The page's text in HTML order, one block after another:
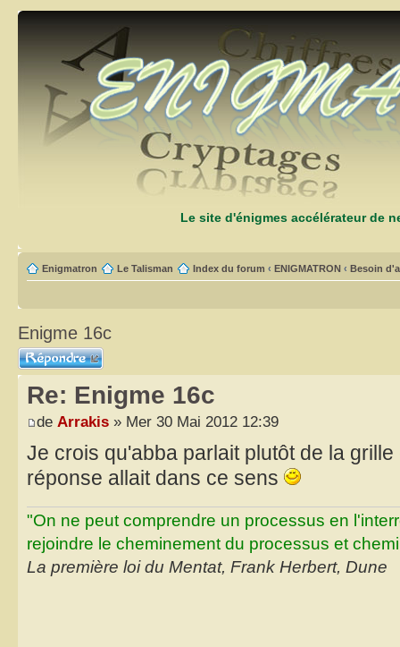
Le site d'énigmes accélérateur de
Enigmatron Le Talisman Index du forum ‹ ENIGMATRON ‹ Besoin
Enigme 16c
Répondre
Re: Enigme 16c
de Arrakis » Mer 30 Mai 2012 12:39
Je crois qu'abba parlait plutôt de la
réponse allait dans ce sens
"On ne peut comprendre un processus en
rejoindre le cheminement du processus et
La première loi du Mentat, Frank Herbert, Dune